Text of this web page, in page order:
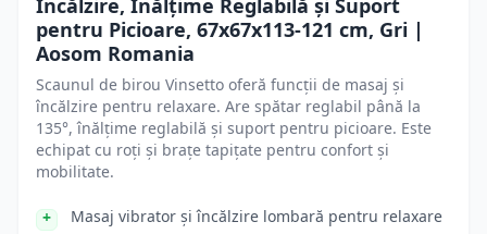
Încălzire, Înălțime Reglabilă și Suport
pentru Picioare, 67x67x113-121 cm, Gri |
Aosom Romania
Scaunul de birou Vinsetto oferă funcții de masaj și
încălzire pentru relaxare. Are spătar reglabil până la
135°, înălțime reglabilă și suport pentru picioare. Este
echipat cu roți și brațe tapițate pentru confort și
mobilitate.
Masaj vibrator și încălzire lombară pentru relaxare